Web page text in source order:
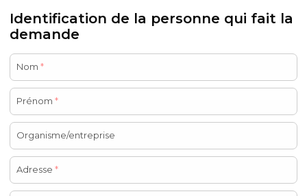
Identification de la personne qui fait la
demande
Nom *
Prénom *
Organisme/entreprise
Adresse *